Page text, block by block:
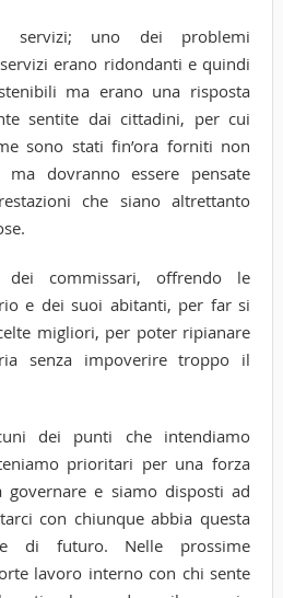
servizi; uno dei problemi
erano ridondanti e quindi
ma erano una risposta
sentite dai cittadini, per cui
sono stati fin’ora forniti non
dovranno essere pensate
che siano altrettanto
dei commissari, offrendo le
e dei suoi abitanti, per far si
migliori, per poter ripianare
senza impoverire troppo il
dei punti che intendiamo
prioritari per una forza
governare e siamo disposti ad
con chiunque abbia questa
di futuro. Nelle prossime
lavoro interno con chi sente